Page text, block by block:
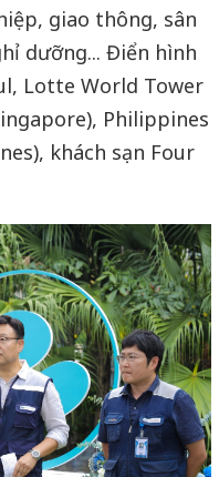
giao thông, sân
dưỡng... Điển hình
Lotte World Tower
Philippines
khách sạn Four